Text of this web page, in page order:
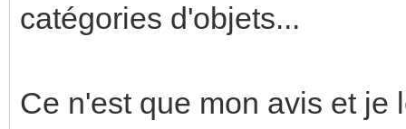
catégories d'objets...
Ce n'est que mon avis et